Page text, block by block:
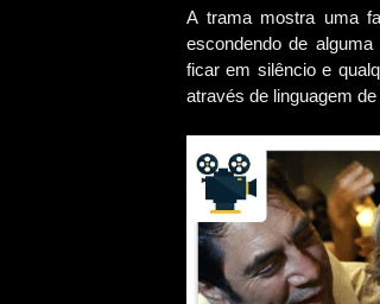
A trama mostra uma
escondendo de
ficar em silêncio e
através de linguagem